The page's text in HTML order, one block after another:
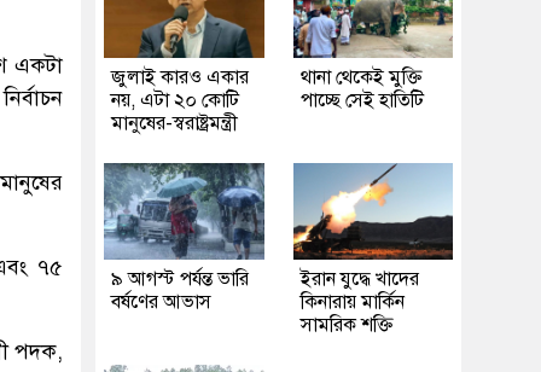
একটা
৭৫
পদক,
জুলাই কারও একার
নয়, এটা ২০ কোটি
মানুষের-স্বরাষ্ট্রমন্ত্রী
থানা থেকেই মুক্তি
পাচ্ছে সেই হাতিটি
৯ আগস্ট পর্যন্ত ভারি
বর্ষণের আভাস
ইরান যুদ্ধে খাদের
কিনারায় মার্কিন
সামরিক শক্তি